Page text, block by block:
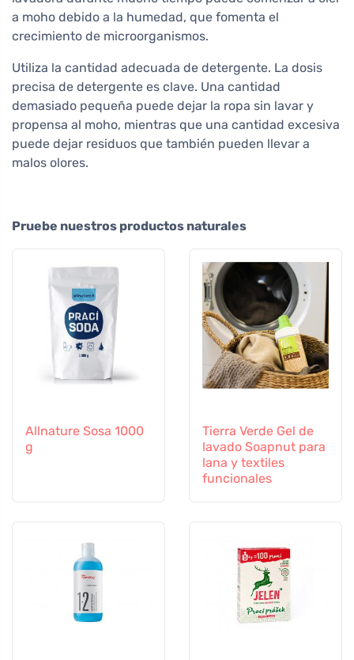
a moho debido a la humedad, que fomenta el
crecimiento de microorganismos.
Utiliza la cantidad adecuada de detergente. La dosis
precisa de detergente es clave. Una cantidad
demasiado pequeña puede dejar la ropa sin lavar y
propensa al moho, mientras que una cantidad excesiva
puede dejar residuos que también pueden llevar a
malos olores.
Pruebe nuestros productos naturales
Allnature Sosa 1000
g
Tierra Verde Gel de
lavado Soapnut para
lana y textiles
funcionales